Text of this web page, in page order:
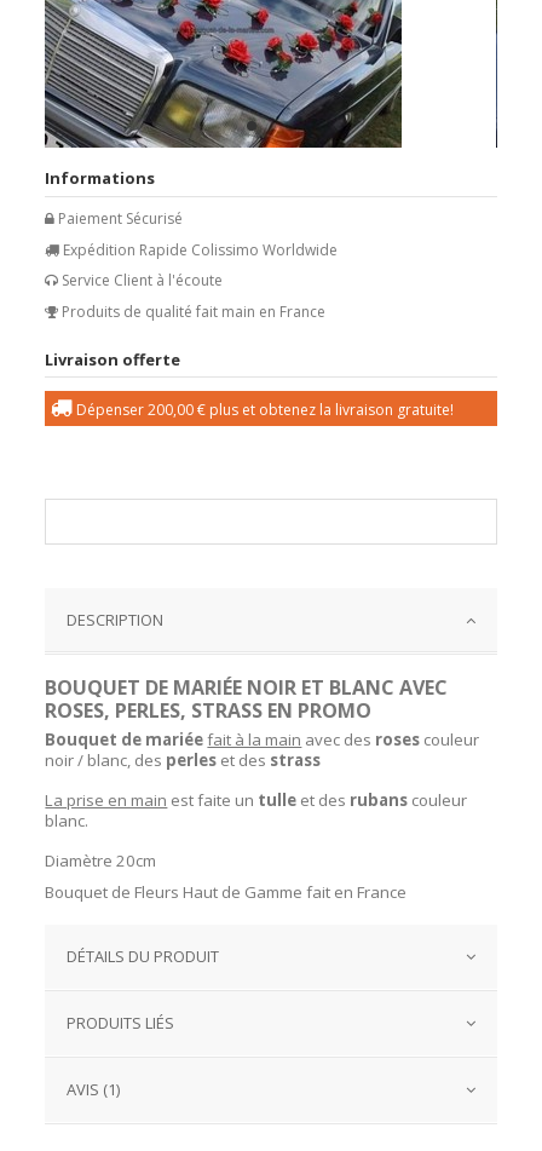
Informations
Paiement Sécurisé
Expédition Rapide Colissimo Worldwide
Service Client à l'écoute
Produits de qualité fait main en France
Livraison offerte
Dépenser200,00 € plus et obtenez la livraison gratuite!
DESCRIPTION
BOUQUET DE MARIÉE NOIR ET BLANC AVEC
ROSES, PERLES, STRASS EN PROMO
Bouquet de mariéefait à la main avec des roses couleur
noir / blanc, des perles et des strass
La prise en main est faite un tulle et des rubans couleur
blanc.
Diamètre 20cm
Bouquet de Fleurs Haut de Gamme fait en France
DÉTAILS DU PRODUIT
PRODUITS LIÉS
AVIS (1)